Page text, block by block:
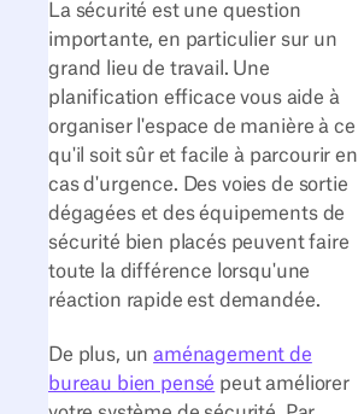
La sécurité est une question
importante, en particulier sur un
grand lieu de travail. Une
planification efficace vous aide à
organiser l'espace de manière à ce
qu'il soit sûr et facile à parcourir en
cas d'urgence. Des voies de sortie
dégagées et des équipements de
sécurité bien placés peuvent faire
toute la différence lorsqu'une
réaction rapide est demandée.
De plus, unaménagement de
bureau bien pensé peut améliorer